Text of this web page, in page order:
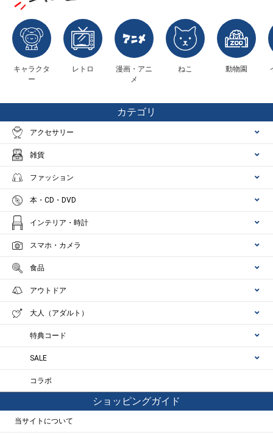
キャラクタ
ー
レトロ
漫画・アニ
メ
ねこ 動物園
カテゴリ
アクセサリー
雑貨
ファッション
本・CD・DVD
インテリア・時計
スマホ・カメラ
食品
アウトドア
大人（アダルト）
特典コード
SALE
コラボ
ショッピングガイド
当サイトについて